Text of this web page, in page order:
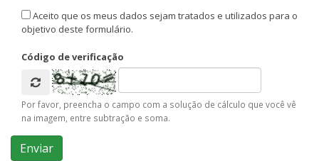
Aceito que os meus dados sejam tratados e utilizados para o
objetivo deste formulário.
Código de verificação
Por favor, preencha o campo com a solução de cálculo que você vê
na imagem, entre subtração e soma.